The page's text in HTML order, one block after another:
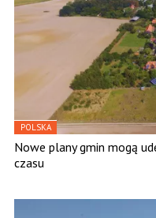
POLSKA
Nowe plany gmin mogą
czasu